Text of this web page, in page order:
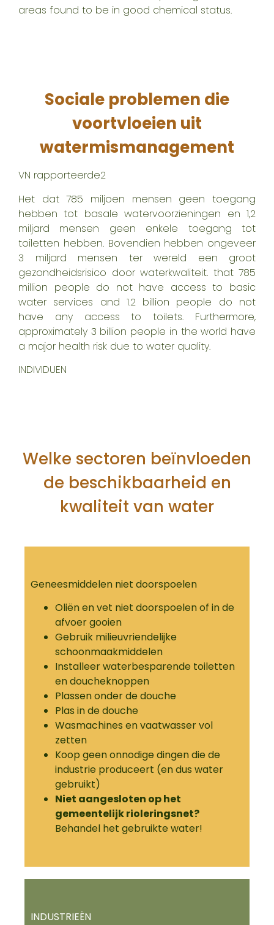
areas found to be in good chemical status.
Sociale problemen die
voortvloeien uit
watermismanagement
VN rapporteerde2
Het dat 785 miljoen mensen geen toegang
hebben tot basale watervoorzieningen en 1,2
miljard mensen geen enkele toegang tot
toiletten hebben. Bovendien hebben ongeveer
3 miljard mensen ter wereld een groot
gezondheidsrisico door waterkwaliteit. that 785
million people do not have access to basic
water services and 1.2 billion people do not
have any access to toilets. Furthermore,
approximately 3 billion people in the world have
a major health risk due to water quality.
INDIVIDUEN
Welke sectoren beïnvloeden
de beschikbaarheid en
kwaliteit van water
Geneesmiddelen niet doorspoelen
Oliën en vet niet doorspoelen of in de
afvoer gooien
Gebruik milieuvriendelijke
schoonmaakmiddelen
Installeer waterbesparende toiletten
en doucheknoppen
Plassen onder de douche
Plas in de douche
Wasmachines en vaatwasser vol
zetten
Koop geen onnodige dingen die de
industrie produceert (en dus water
gebruikt)
Niet aangesloten op het
gemeentelijk rioleringsnet?
Behandel het gebruikte water!
INDUSTRIEËN